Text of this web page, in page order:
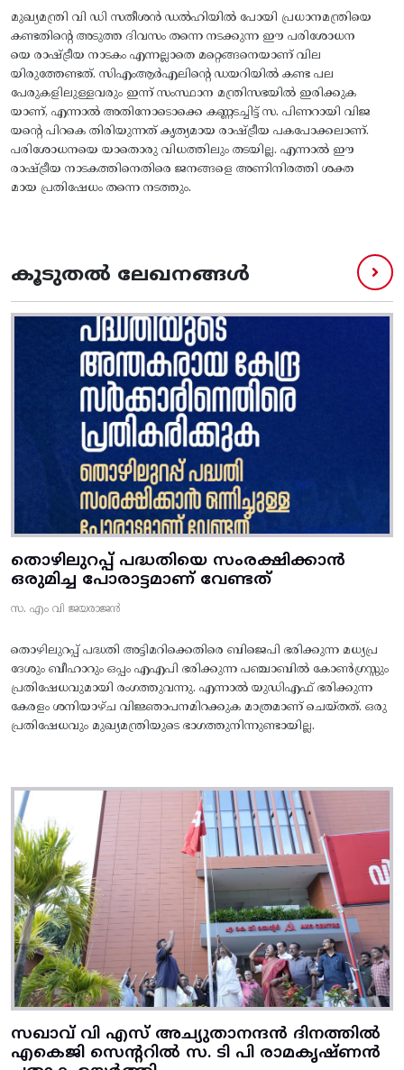
മുഖ്യമന്ത്രി വി ഡി സതീശൻ ഡൽഹിയിൽ പോയി പ്രധാനമന്ത്രിയെ
കണ്ടതിന്റെ അടുത്ത ദിവസം തന്നെ നടക്കുന്ന ഈ പരിശോധന
യെ രാഷ്ട്രീയ നാടകം എന്നല്ലാതെ മറ്റെങ്ങനെയാണ് വില
യിരുത്തേണ്ടത്. സിഎംആർഎലിന്റെ ഡയറിയിൽ കണ്ട പല
പേരുകളിലുള്ളവരും ഇന്ന് സംസ്ഥാന മന്ത്രിസഭയിൽ ഇരിക്കുക
യാണ്, എന്നാൽ അതിനോടൊക്കെ കണ്ണടച്ചിട്ട് സ. പിണറായി വിജ
യന്റെ പിറകെ തിരിയുന്നത് കൃത്യമായ രാഷ്ട്രീയ പകപോക്കലാണ്.
പരിശോധനയെ യാതൊരു വിധത്തിലും തടയില്ല. എന്നാൽ ഈ
രാഷ്ട്രീയ നാടകത്തിനെതിരെ ജനങ്ങളെ അണിനിരത്തി ശക്ത
മായ പ്രതിഷേധം തന്നെ നടത്തും.
കൂടുതൽ ലേഖനങ്ങൾ
തൊഴിലുറപ്പ് പദ്ധതിയെ സംരക്ഷിക്കാൻ
ഒരുമിച്ച പോരാട്ടമാണ് വേണ്ടത്
സ. എം വി ജയരാജൻ
തൊഴിലുറപ്പ് പദ്ധതി അട്ടിമറിക്കെതിരെ ബിജെപി ഭരിക്കുന്ന മധ്യപ്ര
ദേശും ബീഹാറും ഒപ്പം എഎപി ഭരിക്കുന്ന പഞ്ചാബിൽ കോൺഗ്രസ്സും
പ്രതിഷേധവുമായി രംഗത്തുവന്നു. എന്നാൽ യുഡിഎഫ് ഭരിക്കുന്ന
കേരളം ശനിയാഴ്ച വിജ്ഞാപനമിറക്കുക മാത്രമാണ് ചെയ്തത്. ഒരു
പ്രതിഷേധവും മുഖ്യമന്ത്രിയുടെ ഭാഗത്തുനിന്നുണ്ടായില്ല.
സഖാവ് വി എസ് അച്യുതാനന്ദൻ ദിനത്തിൽ
എകെജി സെന്ററിൽ സ. ടി പി രാമകൃഷ്‌ണൻ